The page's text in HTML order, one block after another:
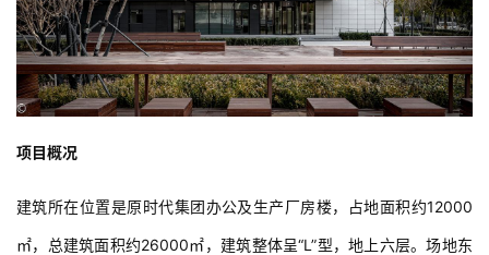
项目概况
建筑所在位置是原时代集团办公及生产厂房楼，占地面积约12000
㎡，总建筑面积约26000㎡，建筑整体呈“L”型，地上六层。场地东